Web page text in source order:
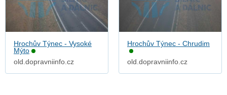
Hrochův Týnec - Vysoké
Mýto
old.dopravniinfo.cz
Hrochův Týnec - Chrudim
old.dopravniinfo.cz